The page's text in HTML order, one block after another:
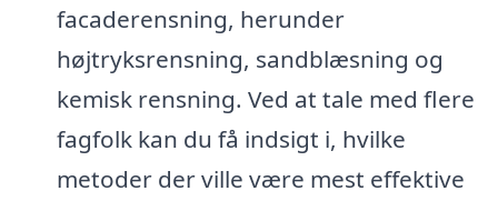
facaderensning, herunder
højtryksrensning, sandblæsning og
kemisk rensning. Ved at tale med flere
fagfolk kan du få indsigt i, hvilke
metoder der ville være mest effektive